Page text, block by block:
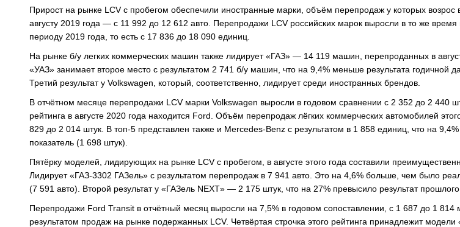
Прирост на рынке LCV с пробегом обеспечили иностранные марки, объём перепродаж у которых возрос в
августу 2019 года — с 11 992 до 12 612 авто. Перепродажи LCV российских марок выросли в то же
периоду 2019 года, то есть с 17 836 до 18 090 единиц.
На рынке б/у легких коммерческих машин также лидирует «ГАЗ» — 14 119 машин, перепроданных в
«УАЗ» занимает второе место с результатом 2 741 б/у машин, что на 9,4% меньше результата годичной
Третий результат у Volkswagen, который, соответственно, лидирует среди иностранных брендов.
В отчётном месяце перепродажи LCV марки Volkswagen выросли в годовом сравнении с 2 352 до 2 440
рейтинга в августе 2020 года находится Ford. Объём перепродаж лёгких коммерческих автомобилей
829 до 2 014 штук. В топ-5 представлен также и Mercedes-Benz с результатом в 1 858 единиц, что на
показатель (1 698 штук).
Пятёрку моделей, лидирующих на рынке LCV с пробегом, в августе этого года составили
Лидирует «ГАЗ-3302 ГАЗель» с результатом перепродаж в 7 941 авто. Это на 4,6% больше, чем было
(7 591 авто). Второй результат у «ГАЗель NEXT» — 2 175 штук, что на 27% превысило результат прошлого
Перепродажи Ford Transit в отчётный месяц выросли на 7,5% в годовом сопоставлении, с 1 687 до 1 814
результатом продаж на рынке подержанных LCV. Четвёртая строчка этого рейтинга принадлежит